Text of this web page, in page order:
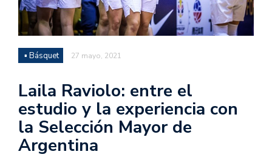
▪ Básquet 27 mayo, 2021
Laila Raviolo: entre el
estudio y la experiencia con
la Selección Mayor de
Argentina